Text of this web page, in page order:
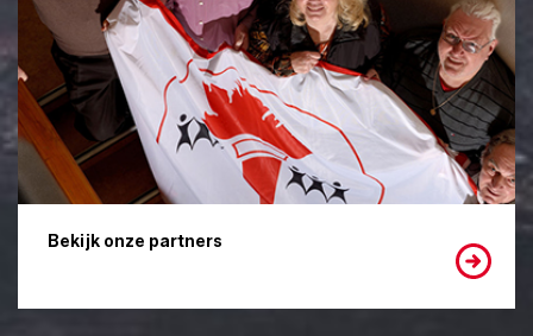
Bekijk onze partners